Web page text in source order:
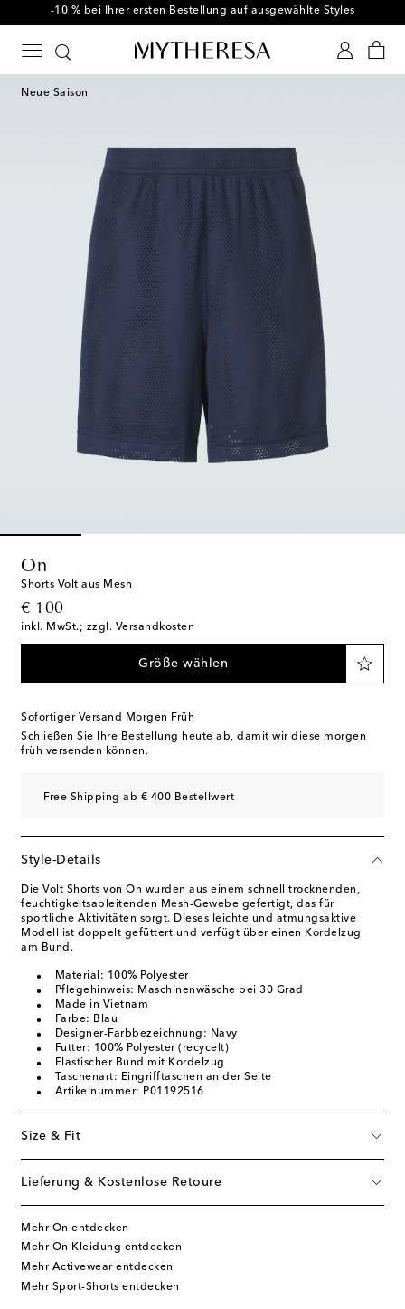
-10 % bei Ihrer ersten Bestellung auf ausgewählte Styles
Neue Saison
On
Shorts Volt aus Mesh
€ 100
original price
inkl. MwSt.; zzgl. Versandkosten
Größe wählen
Sofortiger Versand Morgen Früh
Schließen Sie Ihre Bestellung heute ab, damit wir diese morgen
früh versenden können.
Free Shipping ab € 400 Bestellwert
Style-Details
Die Volt Shorts von On wurden aus einem schnell trocknenden,
feuchtigkeitsableitenden Mesh-Gewebe gefertigt, das für
sportliche Aktivitäten sorgt. Dieses leichte und atmungsaktive
Modell ist doppelt gefüttert und verfügt über einen Kordelzug
am Bund.
Material: 100% Polyester
Pflegehinweis: Maschinenwäsche bei 30 Grad
Made in Vietnam
Farbe: Blau
Designer-Farbbezeichnung: Navy
Futter: 100% Polyester (recycelt)
Elastischer Bund mit Kordelzug
Taschenart: Eingrifftaschen an der Seite
Artikelnummer: P01192516
Size & Fit
Lieferung & Kostenlose Retoure
Mehr On entdecken
Mehr On Kleidung entdecken
Mehr Activewear entdecken
Mehr Sport-Shorts entdecken